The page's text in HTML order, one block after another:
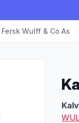
Wulff & Co As